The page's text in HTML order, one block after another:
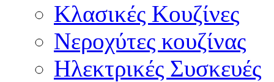
Κλασικές Κουζίνες
Νεροχύτες κουζίνας
Ηλεκτρικές Συσκευές